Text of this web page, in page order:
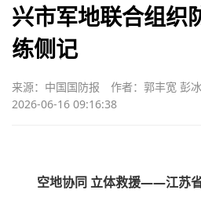
兴市军地联合组织
练侧记
来源：中国国防报 作者：郭丰宽 彭
2026-06-16 09:16:38
空地协同 立体救援——江苏省